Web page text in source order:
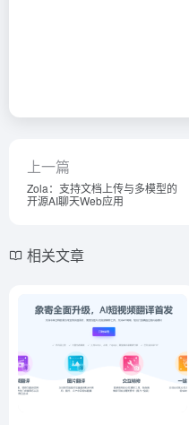
上一篇
Zola：支持文档上传与多模型的
开源AI聊天Web应用
相关文章